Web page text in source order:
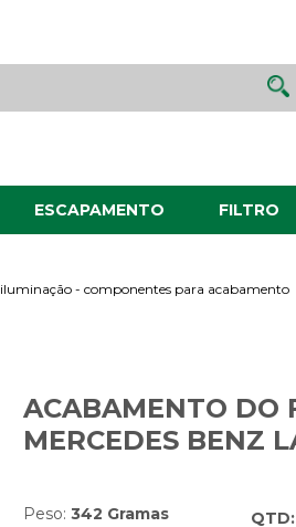
ESCAPAMENTO FILTRO
iluminação - componentes para acabamento
ACABAMENTO DO
MERCEDES BENZ
Peso: 342 Gramas
QTD: